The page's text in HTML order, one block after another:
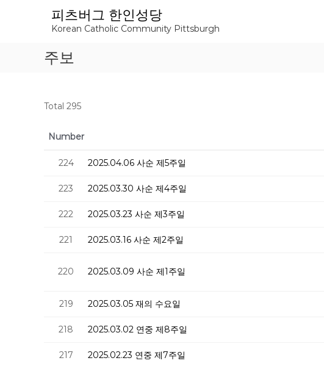
피츠버그 한인성당
Korean Catholic Community Pittsburgh
주보
Total 295
Number
224 2025.04.06 사순 제5주일
223 2025.03.30 사순 제4주일
222 2025.03.23 사순 제3주일
221 2025.03.16 사순 제2주일
220 2025.03.09 사순 제1주일
219 2025.03.05 재의 수요일
218 2025.03.02 연중 제8주일
217 2025.02.23 연중 제7주일